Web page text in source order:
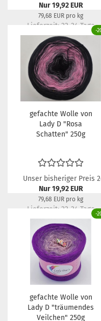
Nur 19,92 EUR
79,68 EUR pro kg
Lieferzeit: 22-24 Tage
-
gefachte Wolle von
Lady D "Rosa
Schatten" 250g
Unser bisheriger Preis
Nur 19,92 EUR
79,68 EUR pro kg
Lieferzeit: 22-24 Tage
-
gefachte Wolle von
Lady D "träumendes
Veilchen" 250g